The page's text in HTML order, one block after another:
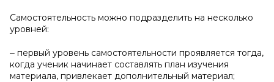
Самостоятельность можно подразделить на несколько
уровней:
‒ первый уровень самостоятельности проявляется тогда,
когда ученик начинает составлять план изучения
материала, привлекает дополнительный материал;